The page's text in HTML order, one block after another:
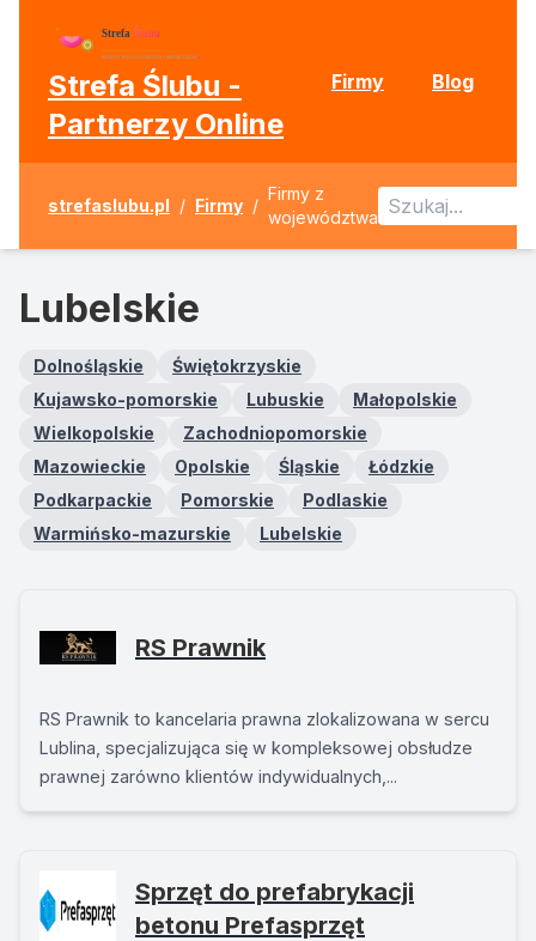
Strefa Ślubu -
Partnerzy Online
Firmy Blog
strefaslubu.pl / Firmy /
Firmy z
województwa
Lubelskie
Dolnośląskie
Świętokrzyskie
Kujawsko-pomorskie
Lubuskie
Małopolskie
Wielkopolskie
Zachodniopomorskie
Mazowieckie
Opolskie Śląskie
Łódzkie
Podkarpackie
Pomorskie
Podlaskie
Warmińsko-mazurskie
Lubelskie
RS Prawnik
RS Prawnik to kancelaria prawna zlokalizowana w sercu
Lublina, specjalizująca się w kompleksowej obsłudze
prawnej zarówno klientów indywidualnych,...
Sprzęt do prefabrykacji
betonu Prefasprzęt